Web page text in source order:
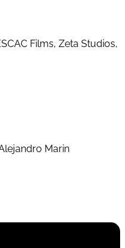
Films, Zeta Studios,
Marin